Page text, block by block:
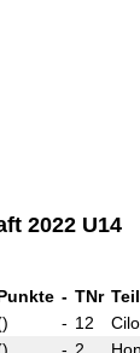
2022 U14
- TNr
- 12
- 2